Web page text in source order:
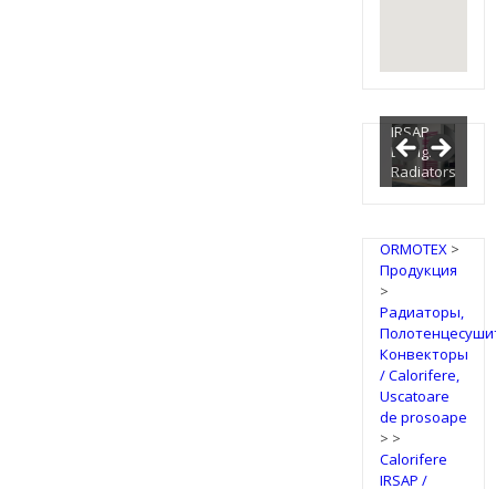
IRSAP
Design
Radiators
ORMOTEX>
Продукция
>
Радиаторы,
Конвекторы
/ Calorifere,
Uscatoare
de prosoape
> >
Calorifere
IRSAP /